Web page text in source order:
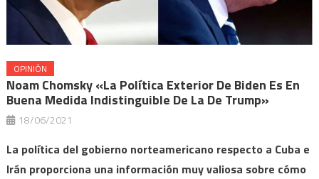
OPINIÓN
Noam Chomsky «La Política Exterior De Biden Es En
Buena Medida Indistinguible De La De Trump»
18/06/2021
La política del gobierno norteamericano respecto a Cuba e
Irán proporciona una información muy valiosa sobre cómo